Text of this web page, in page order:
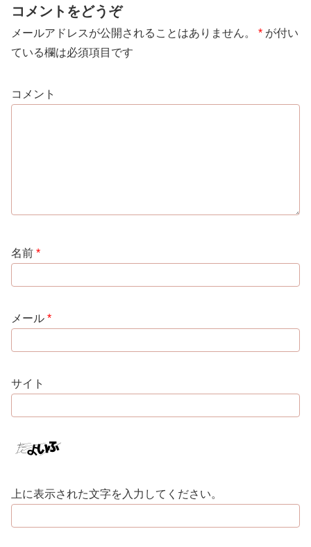
コメントをどうぞ
メールアドレスが公開されることはありません。 * が付い
ている欄は必須項目です
コメント
名前 *
メール *
サイト
上に表示された文字を入力してください。